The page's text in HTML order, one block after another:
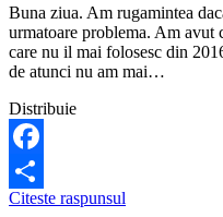
online,
ci
doar
printr-
Buna ziua. Am rugamintea
urmatoare problema. Am avut
care nu il mai folosesc din
de atunci nu am mai…
Distribuie
Facebook
Share
Citeste raspunsul